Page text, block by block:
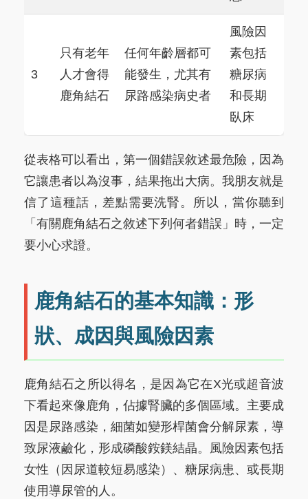
3
只有老年
人才會得
鹿角結石
任何年齡層都可
能發生，尤其有
尿路感染病史者
風險因
素包括
糖尿病
和長期
臥床
從表格可以看出，第一個錯誤敘述最危險，因為
它讓患者以為沒事，結果拖出大病。我朋友就是
信了這種話，差點需要洗腎。所以，當你聽到
「有關鹿角結石之敘述下列何者錯誤」時，一定
要小心求證。
鹿角結石的基本知識：形
狀、成因與風險因素
鹿角結石之所以得名，是因為它在X光或超音波
下看起來像鹿角，佔據腎臟的多個區域。主要成
因是尿路感染，細菌如變形桿菌會分解尿素，導
致尿液鹼化，形成磷酸銨鎂結晶。風險因素包括
女性（因尿道較短易感染）、糖尿病患、或長期
使用導尿管的人。